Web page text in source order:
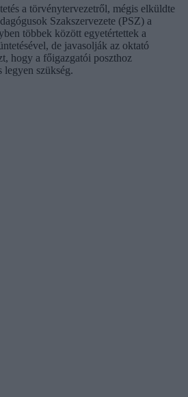
a törvénytervezetről, mégis elküldte
Szakszervezete (PSZ) a
többek között egyetértettek a
de javasolják az oktató
hogy a főigazgatói poszthoz
legyen szükség.